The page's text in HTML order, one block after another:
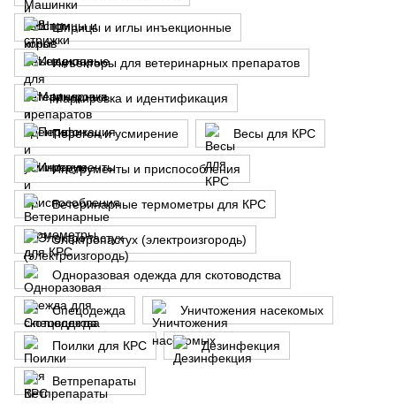
Шприцы и иглы инъекционные
Инъекторы для ветеринарных препаратов
Маркировка и идентификация
Перегон и усмирение Весы для КРС
Инструменты и приспособления
Ветеринарные термометры для КРС
Электропастух (электроизгородь)
Одноразовая одежда для скотоводства
Спецодежда Уничтожения насекомых
Поилки для КРС Дезинфекция
Ветпрепараты